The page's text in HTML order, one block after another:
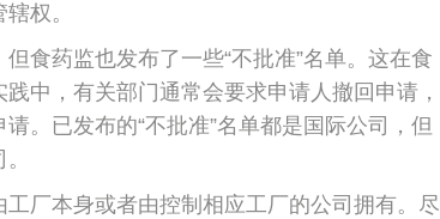
权。
食药监也发布了一些“不批准”名单。这在食
中，有关部门通常会要求申请人撤回申请，
。已发布的“不批准”名单都是国际公司，但
厂本身或者由控制相应工厂的公司拥有。尽